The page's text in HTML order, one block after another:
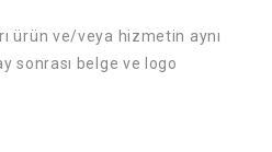
ürün ve/veya hizmetin aynı
sonrası belge ve logo